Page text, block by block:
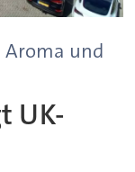
Aroma und
UK-